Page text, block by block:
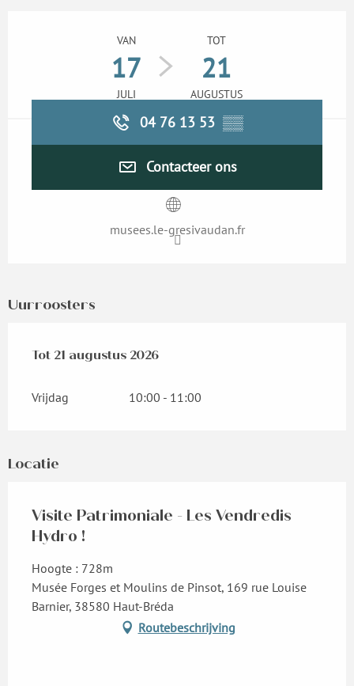
VAN
17
JULI
TOT
21
AUGUSTUS
04 76 13 53 ▒▒
Contacteer ons
musees.le-gresivaudan.fr
Uurroosters
Vanaf 17 juli 2026tot21 augustus 2026
Tot 21 augustus 2026
Vrijdag 10:00 - 11:00
Locatie
Visite Patrimoniale - Les Vendredis
Hydro !
Hoogte : 728m
Musée Forges et Moulins de Pinsot, 169 rue Louise
Barnier, 38580 Haut-Bréda
Routebeschrijving